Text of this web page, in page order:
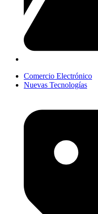
Comercio Electrónico
Nuevas Tecnologías